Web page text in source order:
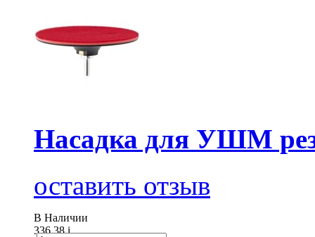
Насадка для УШМ
оставить отзыв
В Наличии
336.38i